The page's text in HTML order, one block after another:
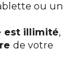
ou un
est illimité,
de votre